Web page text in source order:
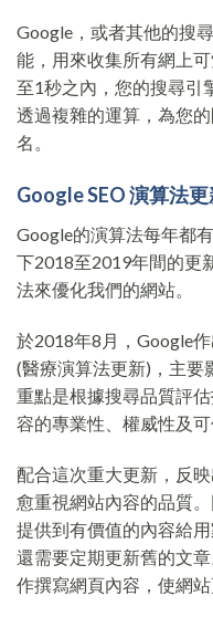
Google，或者其他的搜
能，用來收集所有網上
至1秒之內，您的搜尋引
透過複雜的運算，為您
名。
Google SEO 演算法
Google的演算法每年都
下2018至2019年間的更
法來優化我們的網站。
於2018年8月，Google
(醫療演算法更新)，主要
重點是根據搜尋品質評
容的專業性、權威性及
配合這次重大更新，反
愈重視網站內容的品質
提供到有價值的內容給
還需要定期更新舊的文
作撰寫網頁內容，使網站